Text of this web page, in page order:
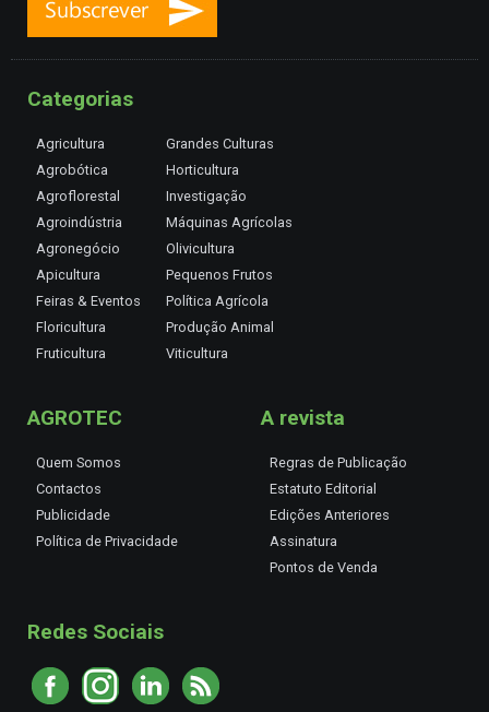
Categorias
Agricultura
Agrobótica
Agroflorestal
Agroindústria
Agronegócio
Apicultura
Feiras & Eventos
Floricultura
Fruticultura
Grandes Culturas
Horticultura
Investigação
Máquinas Agrícolas
Olivicultura
Pequenos Frutos
Política Agrícola
Produção Animal
Viticultura
AGROTEC
Quem Somos
Contactos
Publicidade
Política de Privacidade
A revista
Regras de Publicação
Estatuto Editorial
Edições Anteriores
Assinatura
Pontos de Venda
Redes Sociais